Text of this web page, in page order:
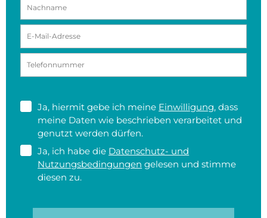
Ja, hiermit gebe ich meine Einwilligung, dass
meine Daten wie beschrieben verarbeitet und
genutzt werden dürfen.
Ja, ich habe die Datenschutz- und
Nutzungsbedingungen gelesen und stimme
diesen zu.